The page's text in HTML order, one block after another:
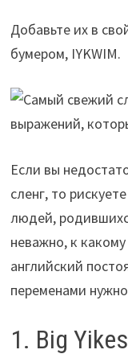
Добавьте их в
бумером, IYKWIM.
Если вы
сленг, то
людей,
неважно, к
английский
переменами
1. Big Yikes